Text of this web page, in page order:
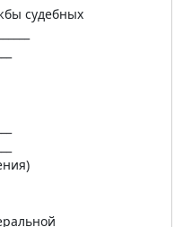
судебных